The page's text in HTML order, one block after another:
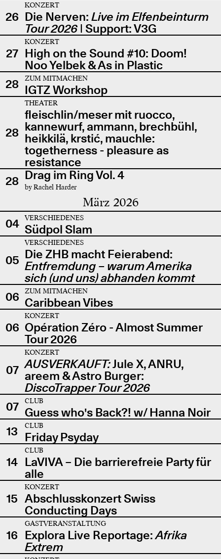
26
KONZERT
Die Nerven: Live im Elfenbeinturm
Tour 2026| Support: V3G
27
KONZERT
High on the Sound #10: Doom!
Noo Yelbek & As in Plastic
28
ZUM MITMACHEN
IGTZ Workshop
28
THEATER
fleischlin/meser mit ruocco,
kannewurf, ammann, brechbühl,
heikkilä, krstić, mauchle:
togetherness - pleasure as
resistance
28 Drag im Ring Vol. 4
by Rachel Harder
März 2026
04 VERSCHIEDENES
Südpol Slam
05
VERSCHIEDENES
Die ZHB macht Feierabend:
Entfremdung – warum Amerika
sich (und uns) abhanden kommt
06
ZUM MITMACHEN
Caribbean Vibes
06
KONZERT
Opération Zéro - Almost Summer
Tour 2026
07
KONZERT
AUSVERKAUFT:Jule X, ANRU,
areem & Astro Burger:
DiscoTrapper Tour 2026
07
CLUB
Guess who's Back?! w/ Hanna Noir
13
CLUB
Friday Psyday
14
CLUB
LaVIVA – Die barrierefreie Party für
alle
15
KONZERT
Abschlusskonzert Swiss
Conducting Days
16
GASTVERANSTALTUNG
Explora Live Reportage:Afrika
Extrem